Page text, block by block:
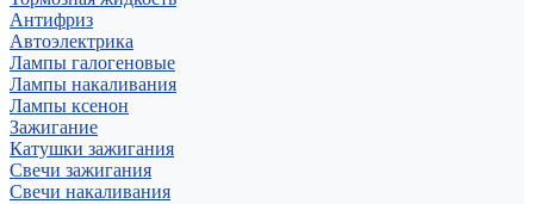
Антифриз
Автоэлектрика
Лампы галогеновые
Лампы накаливания
Лампы ксенон
Зажигание
Катушки зажигания
Свечи зажигания
Свечи накаливания